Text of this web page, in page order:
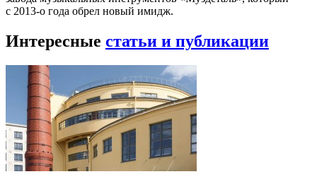
с 2013-о года обрел новый имидж.
Интересные статьи и публикации